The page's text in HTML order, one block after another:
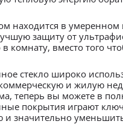
находится в
защиту от
комнату, вместо того
стекло широко
и жилую
теперь вы можете в
покрытия играют
и значительно